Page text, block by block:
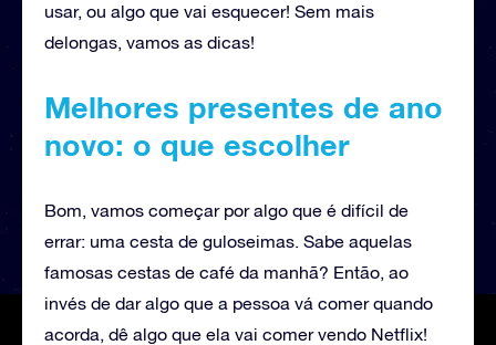
usar, ou algo que vai esquecer! Sem mais
delongas, vamos as dicas!
Melhores presentes de ano
novo: o que escolher
Bom, vamos começar por algo que é difícil de
errar: uma cesta de guloseimas. Sabe aquelas
famosas cestas de café da manhã? Então, ao
invés de dar algo que a pessoa vá comer quando
acorda, dê algo que ela vai comer vendo Netflix!